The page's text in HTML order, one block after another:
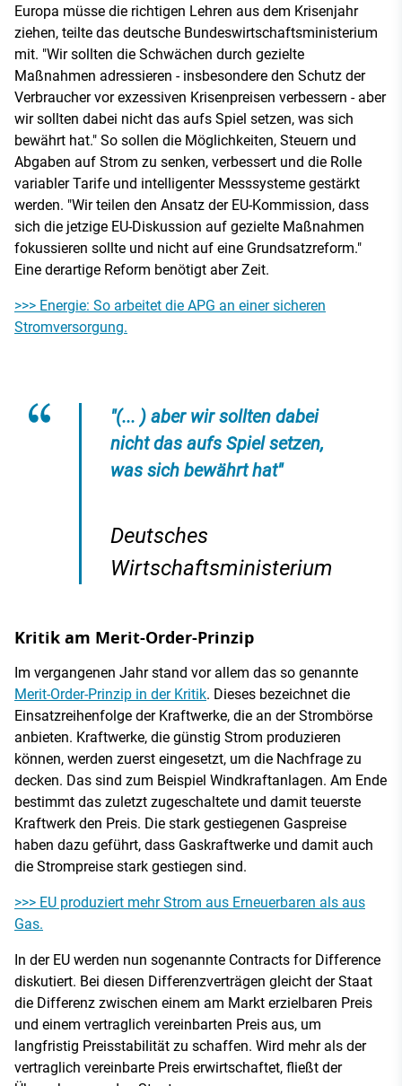
Europa müsse die richtigen Lehren aus dem Krisenjahr
ziehen, teilte das deutsche Bundeswirtschaftsministerium
mit. "Wir sollten die Schwächen durch gezielte
Maßnahmen adressieren - insbesondere den Schutz der
Verbraucher vor exzessiven Krisenpreisen verbessern - aber
wir sollten dabei nicht das aufs Spiel setzen, was sich
bewährt hat." So sollen die Möglichkeiten, Steuern und
Abgaben auf Strom zu senken, verbessert und die Rolle
variabler Tarife und intelligenter Messsysteme gestärkt
werden. "Wir teilen den Ansatz der EU-Kommission, dass
sich die jetzige EU-Diskussion auf gezielte Maßnahmen
fokussieren sollte und nicht auf eine Grundsatzreform."
Eine derartige Reform benötigt aber Zeit.
>>> Energie: So arbeitet die APG an einer sicheren
Stromversorgung.
"(... ) aber wir sollten dabei
nicht das aufs Spiel setzen,
was sich bewährt hat"
Deutsches
Wirtschaftsministerium
Kritik am Merit-Order-Prinzip
Im vergangenen Jahr stand vor allem das so genannte
Merit-Order-Prinzip in der Kritik. Dieses bezeichnet die
Einsatzreihenfolge der Kraftwerke, die an der Strombörse
anbieten. Kraftwerke, die günstig Strom produzieren
können, werden zuerst eingesetzt, um die Nachfrage zu
decken. Das sind zum Beispiel Windkraftanlagen. Am Ende
bestimmt das zuletzt zugeschaltete und damit teuerste
Kraftwerk den Preis. Die stark gestiegenen Gaspreise
haben dazu geführt, dass Gaskraftwerke und damit auch
die Strompreise stark gestiegen sind.
>>> EU produziert mehr Strom aus Erneuerbaren als aus
Gas.
In der EU werden nun sogenannte Contracts for Difference
diskutiert. Bei diesen Differenzverträgen gleicht der Staat
die Differenz zwischen einem am Markt erzielbaren Preis
und einem vertraglich vereinbarten Preis aus, um
langfristig Preisstabilität zu schaffen. Wird mehr als der
vertraglich vereinbarte Preis erwirtschaftet, fließt der